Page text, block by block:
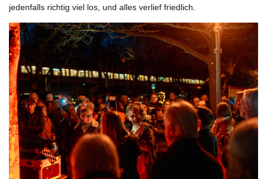
jedenfalls richtig viel los, und alles verlief friedlich.